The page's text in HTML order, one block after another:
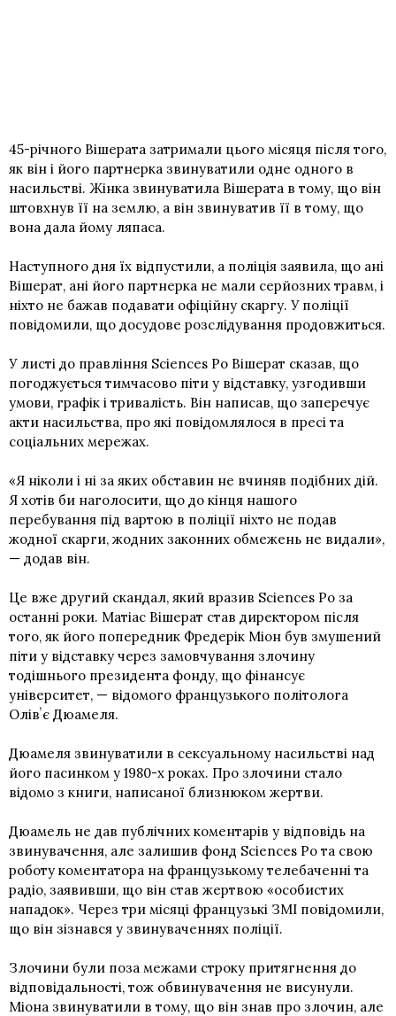
45-річного Вішерата затримали цього місяця після того,
як він і його партнерка звинуватили одне одного в
насильстві. Жінка звинуватила Вішерата в тому, що він
штовхнув її на землю, а він звинуватив її в тому, що
вона дала йому ляпаса.
Наступного дня їх відпустили, а поліція заявила, що ані
Вішерат, ані його партнерка не мали серйозних травм, і
ніхто не бажав подавати офіційну скаргу. У поліції
повідомили, що досудове розслідування продовжиться.
У листі до правління Sciences Po Вішерат сказав, що
погоджується тимчасово піти у відставку, узгодивши
умови, графік і тривалість. Він написав, що заперечує
акти насильства, про які повідомлялося в пресі та
соціальних мережах.
«Я ніколи і ні за яких обставин не вчиняв подібних дій.
Я хотів би наголосити, що до кінця нашого
перебування під вартою в поліції ніхто не подав
жодної скарги, жодних законних обмежень не видали»,
— додав він.
Це вже другий скандал, який вразив Sciences Po за
останні роки. Матіас Вішерат став директором після
того, як його попередник Фредерік Міон був змушений
піти у відставку через замовчування злочину
тодішнього президента фонду, що фінансує
університет, — відомого французького політолога
Олівʼє Дюамеля.
Дюамеля звинуватили в сексуальному насильстві над
його пасинком у 1980-х роках. Про злочини стало
відомо з книги, написаної близнюком жертви.
Дюамель не дав публічних коментарів у відповідь на
звинувачення, але залишив фонд Sciences Po та свою
роботу коментатора на французькому телебаченні та
радіо, заявивши, що він став жертвою «особистих
нападок». Через три місяці французькі ЗМІ повідомили,
що він зізнався у звинуваченнях поліції.
Злочини були поза межами строку притягнення до
відповідальності, тож обвинувачення не висунули.
Міона звинуватили в тому, що він знав про злочин, але